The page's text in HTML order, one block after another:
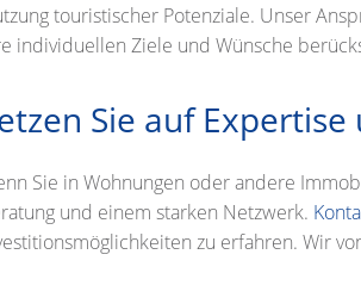
touristischer Potenziale. Unser
individuellen Ziele und Wünsche
Sie auf
Sie in Wohnungen oder andere
und einem starken Netzwerk.
zu erfahren. Wir